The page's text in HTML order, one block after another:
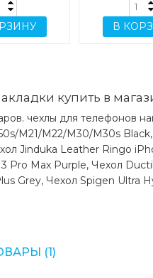
В
купить в
чехлы для телефонов
M21/M22/M30/M30s
Jinduka Leather Ringo
Pro Max Purple, Чехол
Grey, Чехол Spigen Ultra
(1)